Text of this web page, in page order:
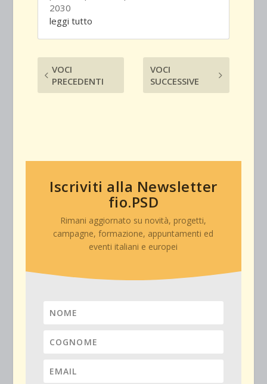
2030
leggi tutto
VOCI
PRECEDENTI
VOCI
SUCCESSIVE
Iscriviti alla Newsletter
fio.PSD
Rimani aggiornato su novità, progetti,
campagne, formazione, appuntamenti ed
eventi italiani e europei